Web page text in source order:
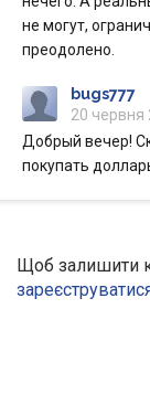
не могут,
преодолено.
bugs777
20 червня
Добрый вечер!
покупать
Щоб залишити